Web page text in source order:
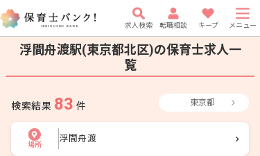
求人検索 転職相談 キープ メニュー
浮間舟渡駅(東京都北区)の保育士求人一
覧
検索結果 83 件 東京都
場所
浮間舟渡